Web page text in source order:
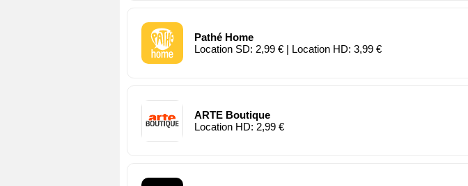
Pathé Home
Location SD: 2,99 € | Location HD: 3,99 €
ARTE Boutique
Location HD: 2,99 €